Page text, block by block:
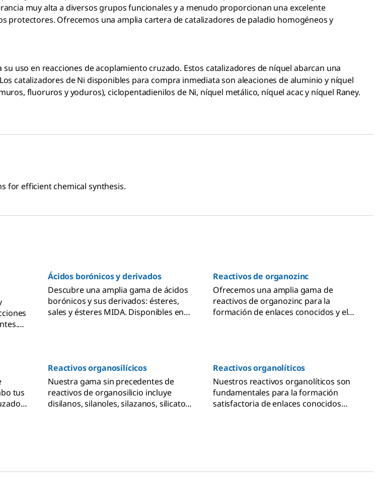
muy alta a diversos grupos funcionales y a menudo proporcionan una excelente
protectores. Ofrecemos una amplia cartera de catalizadores de paladio homogéneos y
uso en reacciones de acoplamiento cruzado. Estos catalizadores de níquel abarcan una
catalizadores de Ni disponibles para compra inmediata son aleaciones de aluminio y níquel
fluoruros y yoduros), ciclopentadienilos de Ni, níquel metálico, níquel acac y níquel Raney.
for efficient chemical synthesis.
Ácidos borónicos y derivados
Descubre una amplia gama de ácidos
borónicos y sus derivados: ésteres,
sales y ésteres MIDA. Disponibles en
Reactivos de organozinc
Ofrecemos una amplia gama de
reactivos de organozinc para la
formación de enlaces conocidos y el
tus
y
Reactivos organosilícicos
Nuestra gama sin precedentes de
reactivos de organosilicio incluye
disilanos, silanoles, silazanos, silicatos,
Reactivos organolíticos
Nuestros reactivos organolíticos son
fundamentales para la formación
satisfactoria de enlaces conocidos